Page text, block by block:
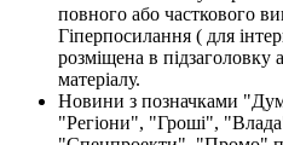
повного або часткового
Гіперпосилання ( для
розміщена в підзаголовку
матеріалу.
Новини з позначками
"Регіони", "Гроші",